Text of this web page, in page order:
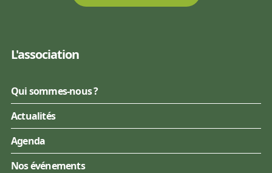
L'association
Qui sommes-nous ?
Actualités
Agenda
Nos événements